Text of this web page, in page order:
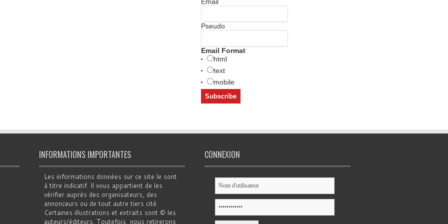
Pseudo
Email Format
html
text
mobile
INFORMATIONS IMPORTANTES
Les informations données sur ce site le sont
à titre indicatif. Il vous appartient de les
vérifier auprès des organisateurs, des
annonceurs ou de tout autre tiers cité.
Certaines illustrations et extraits sont © les
auteurs/éditeurs. Toutefois, nous retirerons
CONNEXION